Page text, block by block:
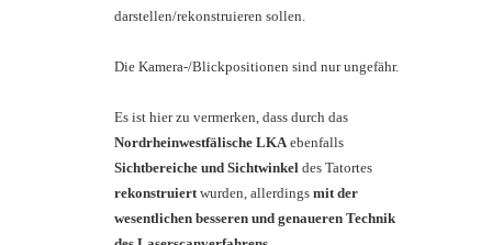
darstellen/rekonstruieren sollen.
Die Kamera-/Blickpositionen sind nur ungefähr.
Es ist hier zu vermerken, dass durch das
Nordrheinwestfälische LKA ebenfalls
Sichtbereiche und Sichtwinkel des Tatortes
rekonstruiert wurden, allerdings mit der
wesentlichen besseren und genaueren Technik